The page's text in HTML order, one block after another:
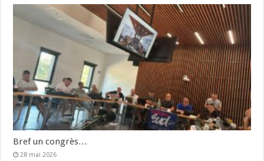
Bref un congrès…
28 mai 2026